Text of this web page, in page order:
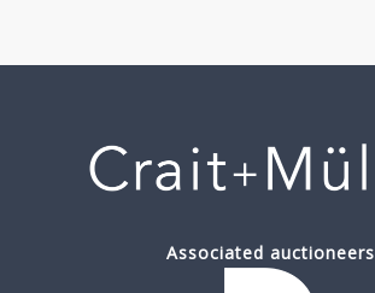
Associated auctioneers